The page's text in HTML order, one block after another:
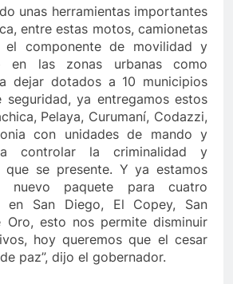
sexualmente de niña de 13 años
unas herramientas importantes
entre estas motos, camionetas
el componente de movilidad y
en las zonas urbanas como
dejar dotados a 10 municipios
seguridad, ya entregamos estos
Pelaya, Curumaní, Codazzi,
con unidades de mando y
controlar la criminalidad y
que se presente. Y ya estamos
nuevo paquete para cuatro
en San Diego, El Copey, San
esto nos permite disminuir
hoy queremos que el cesar
paz”, dijo el gobernador.